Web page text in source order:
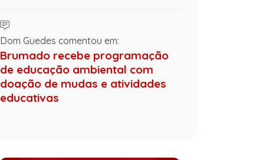
Dom Guedes comentou em:
Brumado recebe programação
de educação ambiental com
doação de mudas e atividades
educativas